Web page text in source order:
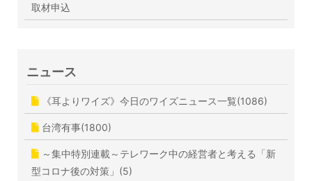
取材申込
ニュース
《耳よりワイズ》今日のワイズニュース一覧(1086)
台湾有事(1800)
～集中特別連載～テレワーク中の経営者と考える「新
型コロナ後の対策」(5)